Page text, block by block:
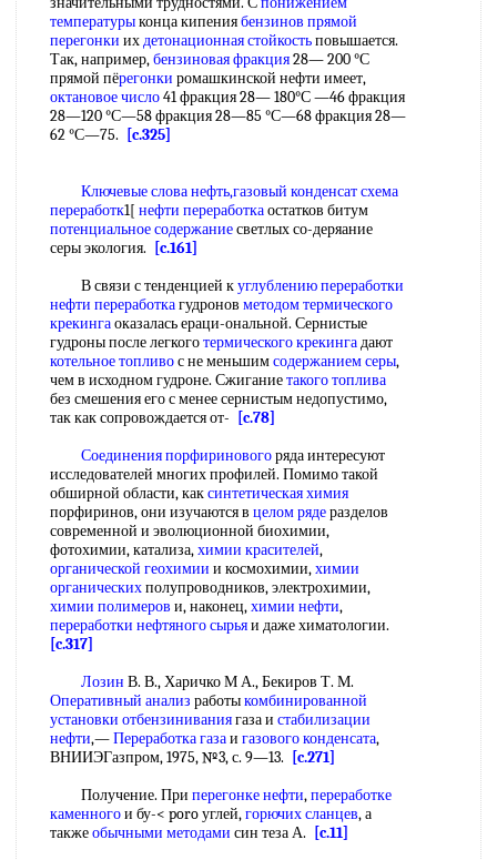
температурыконца кипениябензинов прямой
перегонки ихдетонационная стойкостьповышается.
Так, например,бензиновая фракция28— 200 °С
прямой пёрегонки ромашкинской нефти имеет,
октановое число41 фракция 28— 180°С —46 фракция
28—120 °С—58 фракция 28—85 °С—68 фракция 28—
62 °С—75.
[c.325]
Ключевые слованефть,газовый конденсатсхема
переработк1[ нефти переработкаостатков битум
потенциальное содержаниесветлых со-деряание
серы экология.
[c.161]
В связи с тенденцией куглублению переработки
нефти переработкагудронов методом термического
крекингаоказалась ераци-ональной. Сернистые
гудроны после легкоготермического крекингадают
котельное топливос не меньшимсодержанием серы,
чем в исходном гудроне. Сжиганиетакого топлива
без смешения его с менее сернистым недопустимо,
так как сопровождается от-
[c.78]
Соединения порфириновогоряда интересуют
исследователей многих профилей. Помимо такой
обширной области, каксинтетическая химия
порфиринов, они изучаются в целом рядеразделов
современной и эволюционной биохимии,
фотохимии, катализа,химии красителей,
органической геохимии и космохимии,химии
органическихполупроводников, электрохимии,
химии полимеров и, наконец,химии нефти,
переработки нефтяного сырьяи даже химатологии.
[c.317]
Лозин В. В., Харичко М А., Бекиров Т. М.
Оперативный анализ работыкомбинированной
установки отбензиниваниягаза и стабилизации
нефти,—Переработка газаи газового конденсата,
ВНИИЭГазпром, 1975, №3, с. 9—13.
[c.271]
Получение. При перегонке нефти,переработке
каменногои бу-< poro углей,горючих сланцев, а
такжеобычными методами син теза А.
[c.11]